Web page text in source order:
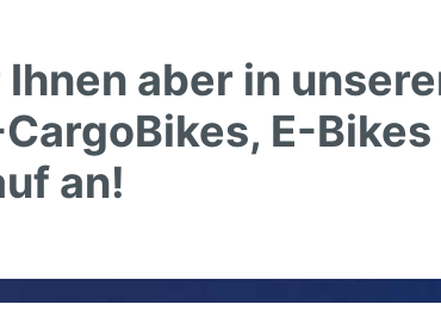
aber in
E-Bikes
an!